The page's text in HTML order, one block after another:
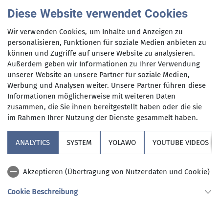
Ämter
Beirat*in Klettern
https://www.kbgilching.de/
Frühlingstraße 18
82205 Gilching
Anmeldung
Weitere Infos und Anmeldung unter
klettern@dav-vierseenland.de
Anfrage senden
Preis
30 € pro Person
Diese Website verwendet Cookies
Wir verwenden Cookies, um Inhalte und Anzeigen zu
personalisieren, Funktionen für soziale Medien anbieten zu
können und Zugriffe auf unsere Website zu analysieren.
Außerdem geben wir Informationen zu Ihrer Verwendung
unserer Website an unsere Partner für soziale Medien,
Werbung und Analysen weiter. Unsere Partner führen diese
Informationen möglicherweise mit weiteren Daten
zusammen, die Sie ihnen bereitgestellt haben oder die sie
im Rahmen Ihrer Nutzung der Dienste gesammelt haben.
ANALYTICS SYSTEM YOLAWO YOUTUBE VIDEOS
Akzeptieren (Übertragung von Nutzerdaten und Cookie)
Cookie Beschreibung